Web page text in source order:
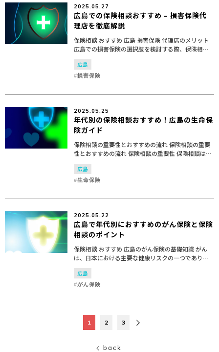
2025.05.27
広島での保険相談おすすめ – 損害保険代
理店を徹底解説
保険相談 おすすめ 広島 損害保険 代理店のメリット
広島での損害保険の選択肢を検討する際、保険相談
を通じて地域に特化した損害保険代理店を利用する
ことは、多くのメリットがあります。 地域密着型の
サービ...
広島
損害保険
2025.05.25
年代別の保険相談おすすめ！広島の生命保
険ガイド
保険相談の重要性とおすすめの流れ 保険相談の重要
性とおすすめの流れ 保険相談の重要性 保険相談は、
個人や家族の将来に備えるための重要なステップで
す。特に、生命保険は予期せぬ事態に備えるための
基本的な手...
広島
生命保険
2025.05.22
広島で年代別におすすめのがん保険と保険
相談のポイント
保険相談 おすすめ 広島のがん保険の基礎知識 がん
は、日本における主要な健康リスクの一つであり、
広島を含む全国で多くの方々がその影響を受けてい
ます。がん保険は、がんと診断された際の経済的負
担を軽減する...
広島
がん保険
1 2 3
back